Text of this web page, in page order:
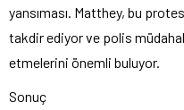
yansıması. Matthey, bu
takdir ediyor ve polis
etmelerini önemli buluyor.
Sonuç